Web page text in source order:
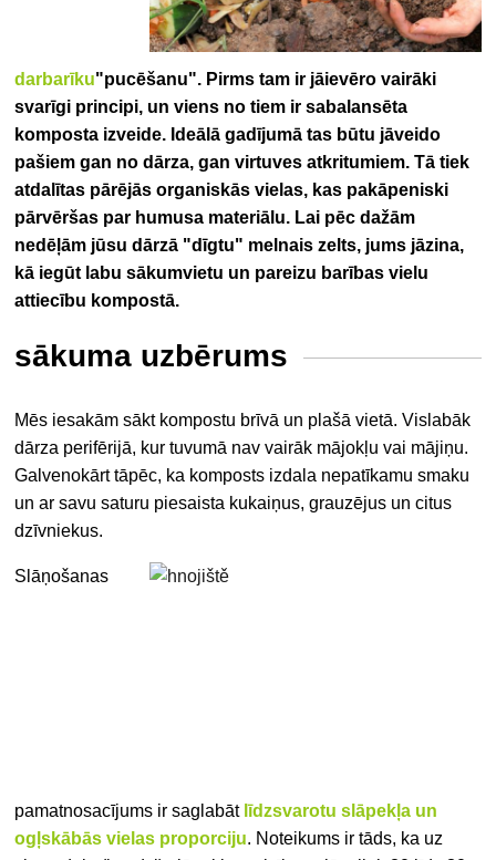
darbarīku"pucēšanu". Pirms tam ir jāievēro vairāki
svarīgi principi, un viens no tiem ir sabalansēta
komposta izveide. Ideālā gadījumā tas būtu jāveido
pašiem gan no dārza, gan virtuves atkritumiem. Tā tiek
atdalītas pārējās organiskās vielas, kas pakāpeniski
pārvēršas par humusa materiālu. Lai pēc dažām
nedēļām jūsu dārzā "dīgtu" melnais zelts, jums jāzina,
kā iegūt labu sākumvietu un pareizu barības vielu
attiecību kompostā.
sākuma uzbērums
Mēs iesakām sākt kompostu brīvā un plašā vietā. Vislabāk
dārza perifērijā, kur tuvumā nav vairāk mājokļu vai mājiņu.
Galvenokārt tāpēc, ka komposts izdala nepatīkamu smaku
un ar savu saturu piesaista kukaiņus, grauzējus un citus
dzīvniekus.
Slāņošanas
pamatnosacījums ir saglabāt līdzsvarotu slāpekļa un
ogļskābās vielas proporciju. Noteikums ir tāds, ka uz